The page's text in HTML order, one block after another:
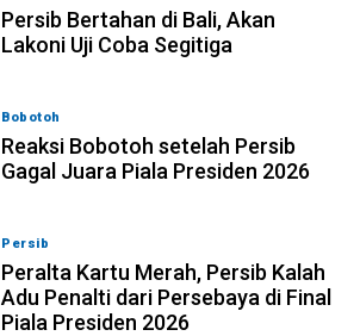
Persib Bertahan di Bali, Akan
Lakoni Uji Coba Segitiga
Bobotoh
Reaksi Bobotoh setelah Persib
Gagal Juara Piala Presiden 2026
Persib
Peralta Kartu Merah, Persib Kalah
Adu Penalti dari Persebaya di Final
Piala Presiden 2026